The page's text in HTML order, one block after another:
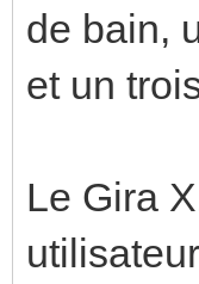
de bain,
et un
Le Gira